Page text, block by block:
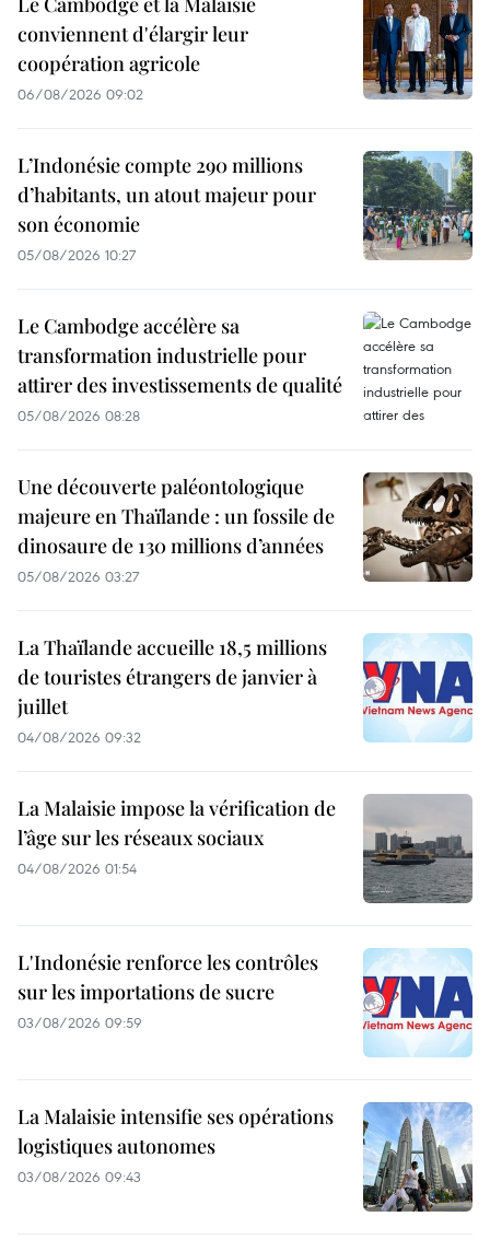
conviennent d'élargir leur
coopération agricole
06/08/2026 09:02
L’Indonésie compte 290 millions
d’habitants, un atout majeur pour
son économie
05/08/2026 10:27
Le Cambodge accélère sa
transformation industrielle pour
attirer des investissements de qualité
05/08/2026 08:28
Une découverte paléontologique
majeure en Thaïlande : un fossile de
dinosaure de 130 millions d’années
05/08/2026 03:27
La Thaïlande accueille 18,5 millions
de touristes étrangers de janvier à
juillet
04/08/2026 09:32
La Malaisie impose la vérification de
l’âge sur les réseaux sociaux
04/08/2026 01:54
L'Indonésie renforce les contrôles
sur les importations de sucre
03/08/2026 09:59
La Malaisie intensifie ses opérations
logistiques autonomes
03/08/2026 09:43